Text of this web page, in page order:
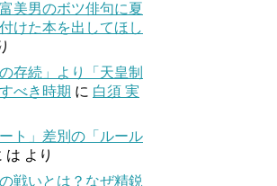
美男のボツ俳句に夏
けた本を出してほし
存続」より「天皇制
べき時期 に 白須 実
ト」差別の「ルール
は より
戦いとは？なぜ精鋭